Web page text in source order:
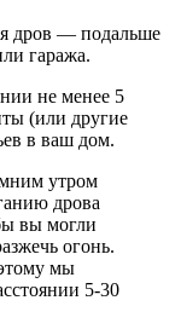
дров — подальше
гаража.
не менее 5
(или другие
в ваш дом.
утром
дрова
вы могли
огонь.
мы
5-30